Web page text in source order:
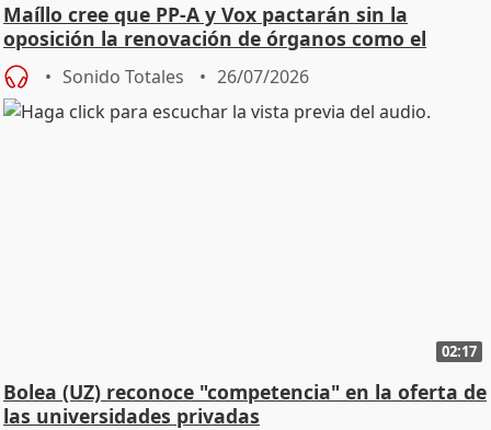
Maíllo cree que PP-A y Vox pactarán sin la
oposición la renovación de órganos como el
Defensor
Sonido Totales 26/07/2026
02:17
Bolea (UZ) reconoce "competencia" en la oferta de
las universidades privadas